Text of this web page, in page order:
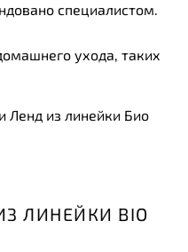
специалистом.
ухода, таких
Ленд из линейки Био
ЛИНЕЙКИ BIO